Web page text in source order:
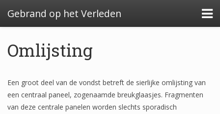
Gebrand op het Verleden
Algemeen: Glazeniersafval in Nederland
Algemeen: de glazenier
Omlijsting
Een groot deel van de vondst betreft de sierlijke omlijsting van
een centraal paneel, zogenaamde breukglaasjes. Fragmenten
van deze centrale panelen worden slechts sporadisch